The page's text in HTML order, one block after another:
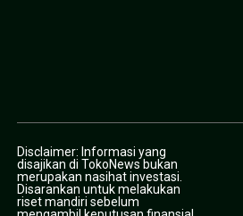
Disclaimer: Informasi yang
disajikan di TokoNews bukan
merupakan nasihat investasi.
Disarankan untuk melakukan
riset mandiri sebelum